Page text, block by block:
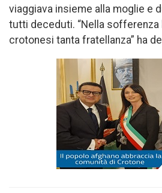
viaggiava insieme alla moglie e
tutti deceduti. “Nella sofferenza
crotonesi tanta fratellanza” ha